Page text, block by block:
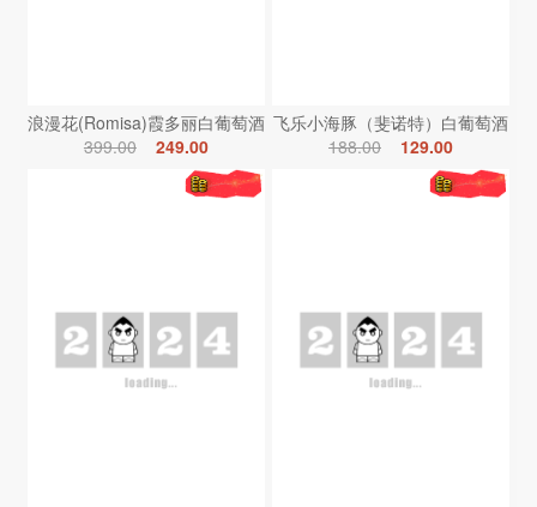
浪漫花(Romisa)霞多丽白葡萄酒
399.00
249.00
飞乐小海豚（斐诺特）白葡萄酒
188.00
129.00